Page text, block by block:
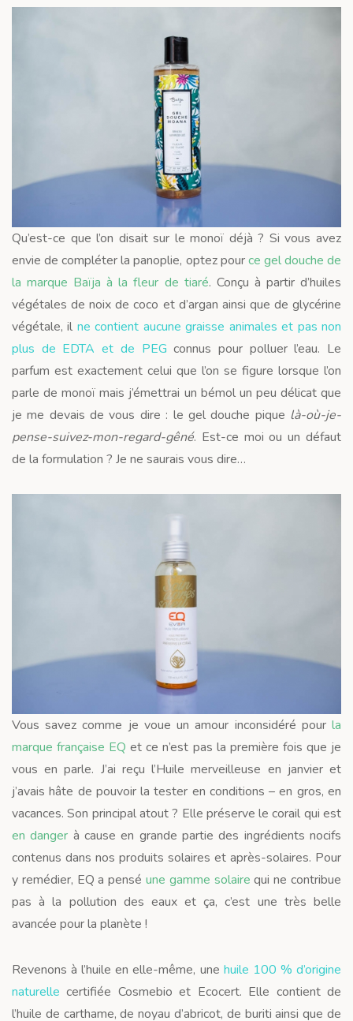
Qu’est-ce que l’on disait sur le monoï déjà ? Si vous avez
envie de compléter la panoplie, optez pource gel douche de
la marque Baïja à la fleur de tiaré. Conçu à partir d’huiles
végétales de noix de coco et d’argan ainsi que de glycérine
végétale, il ne contient aucune graisse animales et pas non
plus de EDTA et de PEG connus pour polluer l’eau. Le
parfum est exactement celui que l’on se figure lorsque l’on
parle de monoï mais j’émettrai un bémol un peu délicat que
je me devais de vous dire : le gel douche pique là-où-je-
pense-suivez-mon-regard-gêné. Est-ce moi ou un défaut
de la formulation ? Je ne saurais vous dire…
Vous savez comme je voue un amour inconsidéré pour la
marque française EQ et ce n’est pas la première fois que je
vous en parle. J’ai reçu l’Huile merveilleuse en janvier et
j’avais hâte de pouvoir la tester en conditions – en gros, en
vacances. Son principal atout ? Elle préserve le corail qui est
en danger à cause en grande partie des ingrédients nocifs
contenus dans nos produits solaires et après-solaires. Pour
y remédier, EQ a pensé une gamme solaire qui ne contribue
pas à la pollution des eaux et ça, c’est une très belle
avancée pour la planète !
Revenons à l’huile en elle-même, une huile 100 % d’origine
naturelle certifiée Cosmebio et Ecocert. Elle contient de
l’huile de carthame, de noyau d’abricot, de buriti ainsi que de